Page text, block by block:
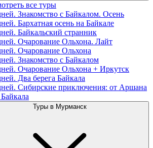
все туры
Знакомство с Байкалом. Осень
Бархатная осень на Байкале
Байкальский странник
Очарование Ольхона. Лайт
Очарование Ольхона
Знакомство с Байкалом
Очарование Ольхона + Иркутск
Два берега Байкала
Сибирские приключения: от Аршана
Туры в Мурманск